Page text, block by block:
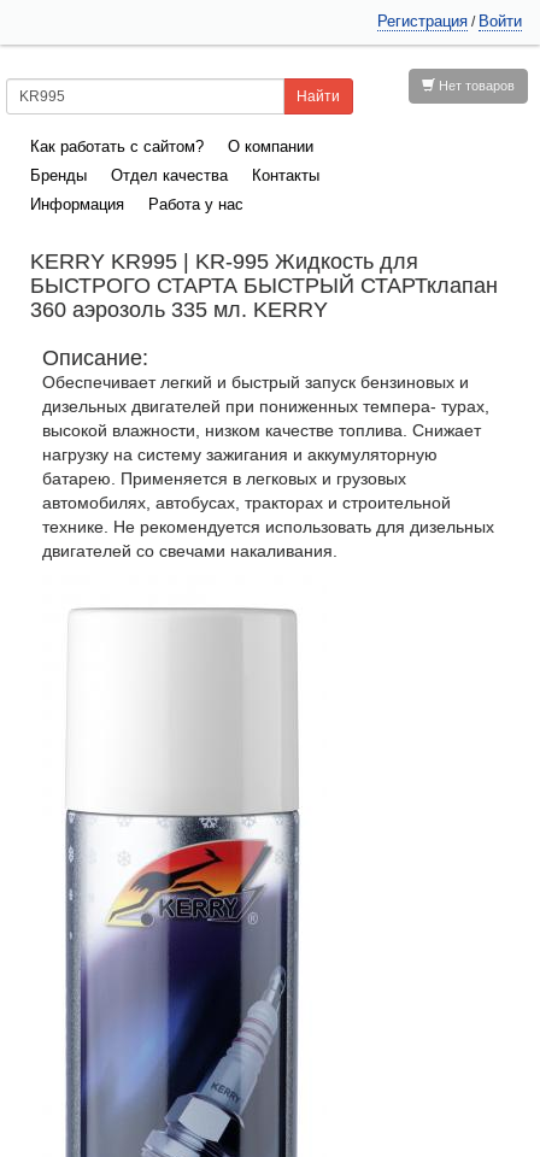
Регистрация / Войти
Нет товаров
Как работать с сайтом?
О компании
Бренды
Отдел качества
Контакты
Информация
Работа у нас
KERRY KR995 | KR-995 Жидкость для
БЫСТРОГО СТАРТА БЫСТРЫЙ СТАРТклапан
360 аэрозоль 335 мл. KERRY
Описание:
Обеспечивает легкий и быстрый запуск бензиновых и
дизельных двигателей при пониженных темпера- турах,
высокой влажности, низком качестве топлива. Снижает
нагрузку на систему зажигания и аккумуляторную
батарею. Применяется в легковых и грузовых
автомобилях, автобусах, тракторах и строительной
технике. Не рекомендуется использовать для дизельных
двигателей со свечами накаливания.